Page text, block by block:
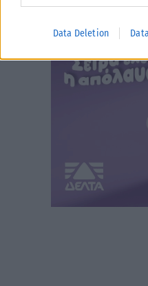
Data Deletion